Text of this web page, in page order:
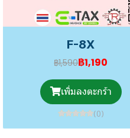
F-8X
฿1,590฿1,190
เพิ่มลงตะกร้า
(0)